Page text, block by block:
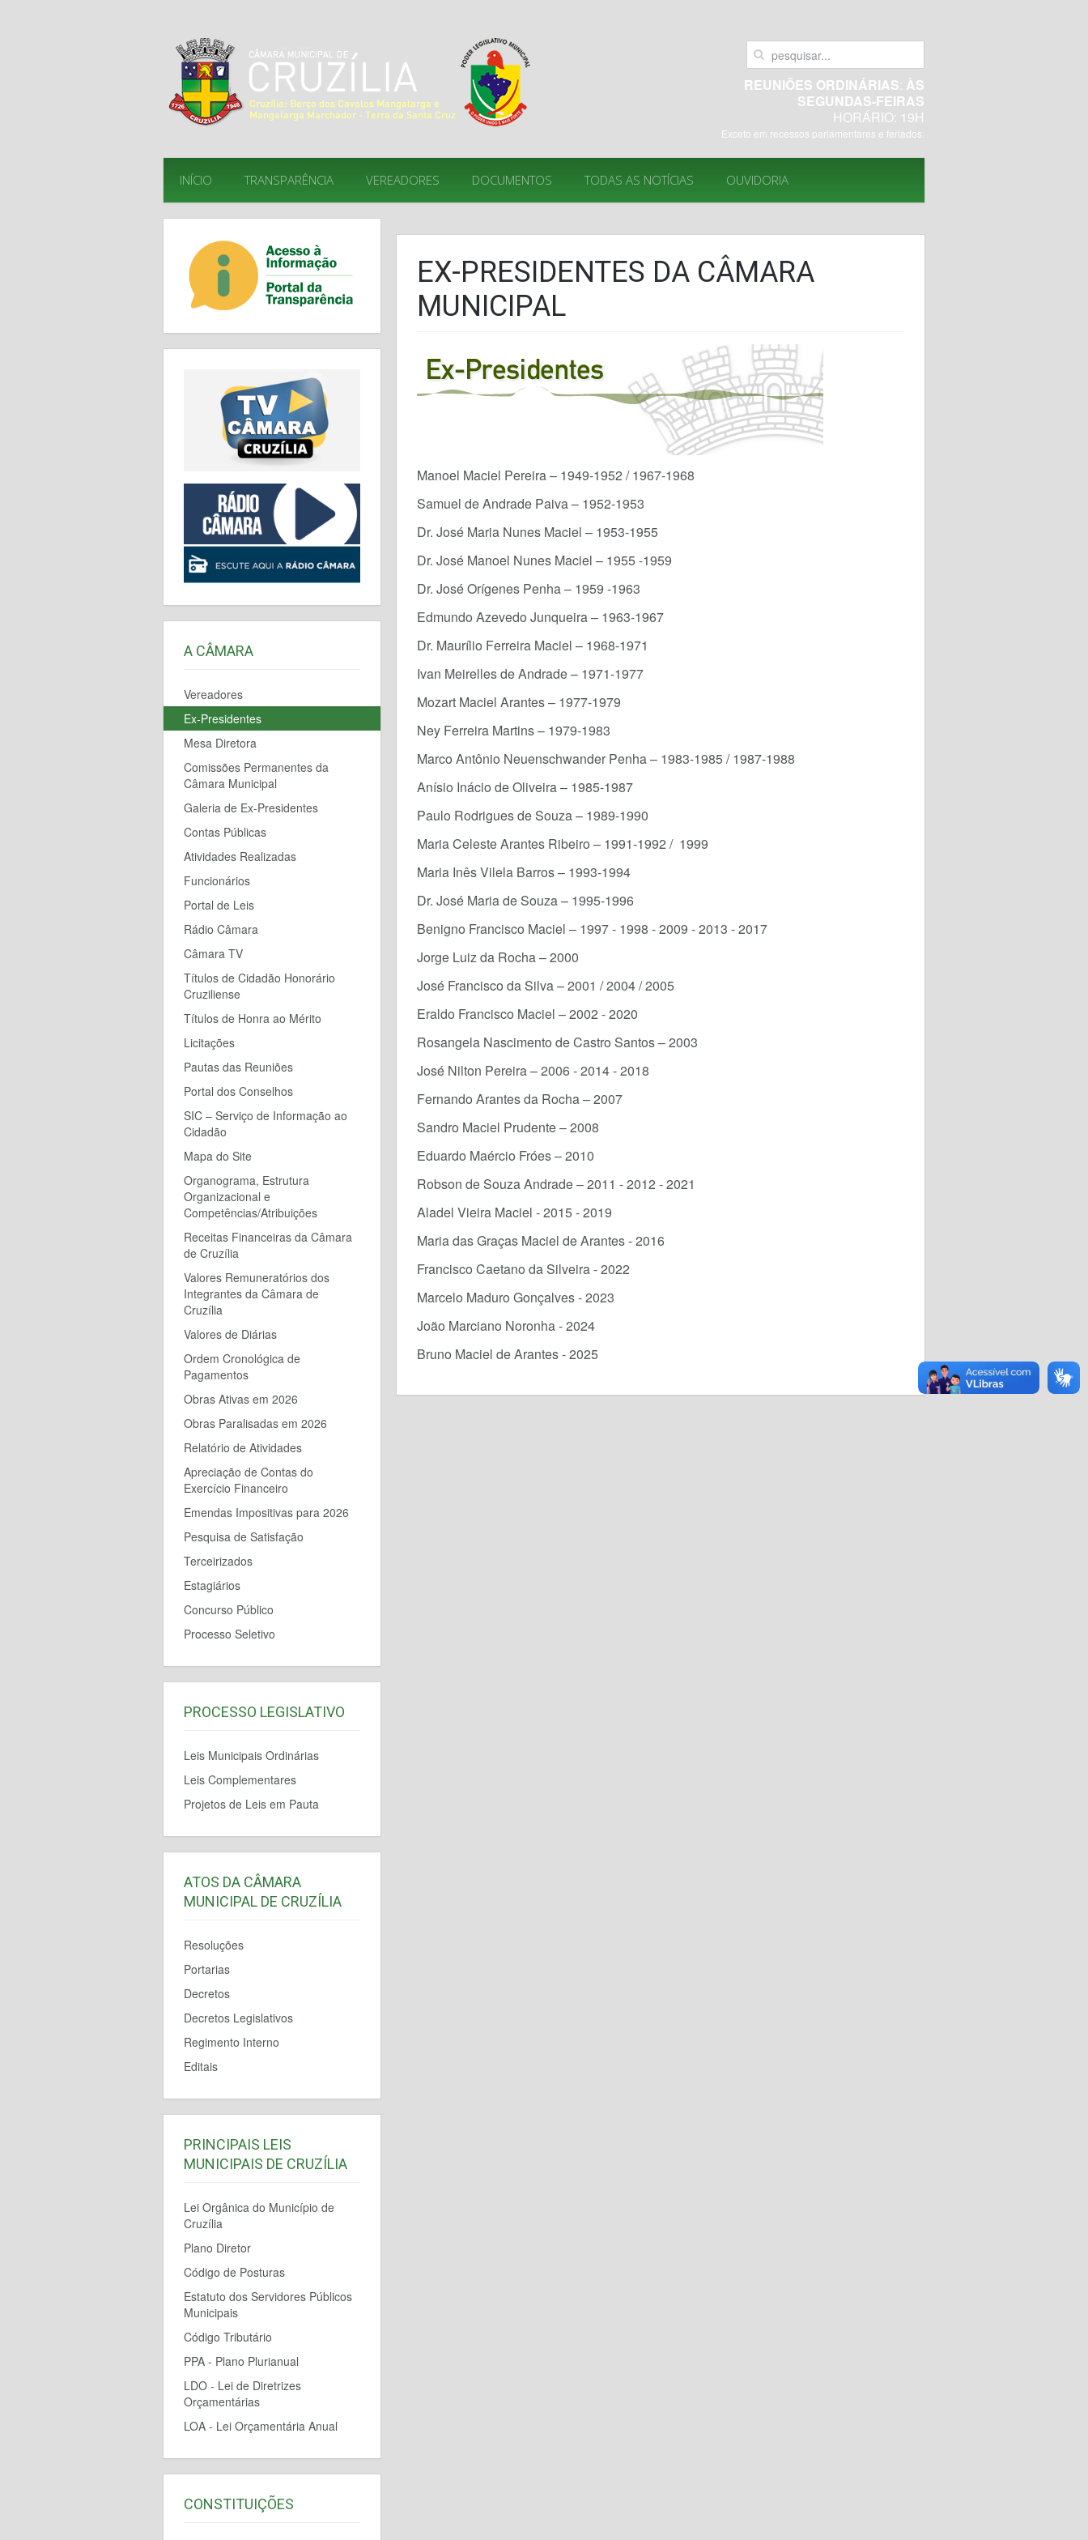
REUNIÕES ORDINÁRIAS: ÀS
SEGUNDAS-FEIRAS
HORÁRIO: 19H
Exceto em recessos parlamentares e feriados.
INÍCIO TRANSPARÊNCIA VEREADORES DOCUMENTOS TODAS AS NOTÍCIAS OUVIDORIA
EX-PRESIDENTES DA CÂMARA
MUNICIPAL
Manoel Maciel Pereira – 1949-1952 / 1967-1968
Samuel de Andrade Paiva – 1952-1953
Dr. José Maria Nunes Maciel – 1953-1955
Dr. José Manoel Nunes Maciel – 1955 -1959
Dr. José Orígenes Penha – 1959 -1963
Edmundo Azevedo Junqueira – 1963-1967
Dr. Maurílio Ferreira Maciel – 1968-1971
Ivan Meirelles de Andrade – 1971-1977
Mozart Maciel Arantes – 1977-1979
Ney Ferreira Martins – 1979-1983
Marco Antônio Neuenschwander Penha – 1983-1985 / 1987-1988
Anísio Inácio de Oliveira – 1985-1987
Paulo Rodrigues de Souza – 1989-1990
Maria Celeste Arantes Ribeiro – 1991-1992 / 1999
Maria Inês Vilela Barros – 1993-1994
Dr. José Maria de Souza – 1995-1996
Benigno Francisco Maciel – 1997 - 1998 - 2009 - 2013 - 2017
Jorge Luiz da Rocha – 2000
José Francisco da Silva – 2001 / 2004 / 2005
Eraldo Francisco Maciel – 2002 - 2020
Rosangela Nascimento de Castro Santos – 2003
José Nilton Pereira – 2006 - 2014 - 2018
Fernando Arantes da Rocha – 2007
Sandro Maciel Prudente – 2008
Eduardo Maércio Fróes – 2010
Robson de Souza Andrade – 2011 - 2012 - 2021
Aladel Vieira Maciel - 2015 - 2019
Maria das Graças Maciel de Arantes - 2016
Francisco Caetano da Silveira - 2022
Marcelo Maduro Gonçalves - 2023
João Marciano Noronha - 2024
Bruno Maciel de Arantes - 2025
A CÂMARA
Vereadores
Ex-Presidentes
Mesa Diretora
Comissões Permanentes da
Câmara Municipal
Galeria de Ex-Presidentes
Contas Públicas
Atividades Realizadas
Funcionários
Portal de Leis
Rádio Câmara
Câmara TV
Títulos de Cidadão Honorário
Cruziliense
Títulos de Honra ao Mérito
Licitações
Pautas das Reuniões
Portal dos Conselhos
SIC – Serviço de Informação ao
Cidadão
Mapa do Site
Organograma, Estrutura
Organizacional e
Competências/Atribuições
Receitas Financeiras da Câmara
de Cruzília
Valores Remuneratórios dos
Integrantes da Câmara de
Cruzília
Valores de Diárias
Ordem Cronológica de
Pagamentos
Obras Ativas em 2026
Obras Paralisadas em 2026
Relatório de Atividades
Apreciação de Contas do
Exercício Financeiro
Emendas Impositivas para 2026
Pesquisa de Satisfação
Terceirizados
Estagiários
Concurso Público
Processo Seletivo
PROCESSO LEGISLATIVO
Leis Municipais Ordinárias
Leis Complementares
Projetos de Leis em Pauta
ATOS DA CÂMARA
MUNICIPAL DE CRUZÍLIA
Resoluções
Portarias
Decretos
Decretos Legislativos
Regimento Interno
Editais
PRINCIPAIS LEIS
MUNICIPAIS DE CRUZÍLIA
Lei Orgânica do Município de
Cruzília
Plano Diretor
Código de Posturas
Estatuto dos Servidores Públicos
Municipais
Código Tributário
PPA - Plano Plurianual
LDO - Lei de Diretrizes
Orçamentárias
LOA - Lei Orçamentária Anual
CONSTITUIÇÕES